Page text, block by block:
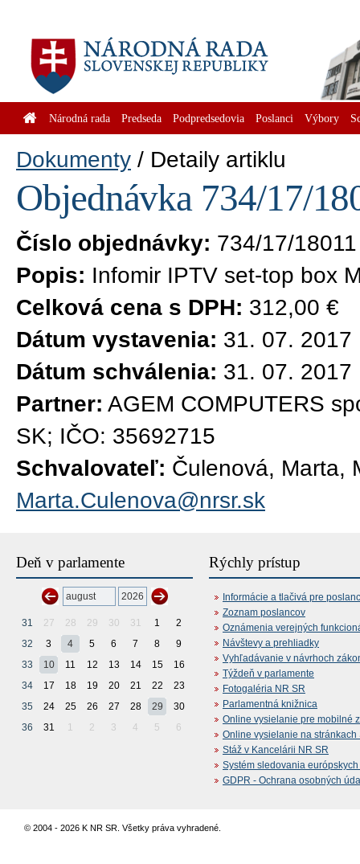
Národná rada Predseda Podpredsedovia Poslanci Výbory
Dokumenty Detaily artiklu
Objednávka 734/17/
Číslo objednávky: 734/17/18011
Popis: Infomir IPTV set-top box
Celková cena s DPH: 312,00 €
Dátum vystavenia: 31. 07. 2017
Dátum schválenia: 31. 07. 2017
Partner: AGEM COMPUTERS
SK; IČO: 35692715
Schvalovateľ: Čulenová, Marta,
Marta.Culenova@nrsr.sk
Deň v parlamente
31 27 28 29 30 31 1
2
32
3 4 5 6 7 8
9
33
10 11 12 13 14 15
16
34
17 18 19 20 21 22
23
35
24 25 26 27 28 29
30
36
31 1 2 3 4 5 6
Rýchly prístup
Informácie a tlačivá pre
Zoznam poslancov
Oznámenia verejných
Návštevy a prehliadky
Vyhľadávanie v návrhoch
Týždeň v parlamente
Fotogaléria NR SR
Parlamentná knižnica
Online vysielanie pre mobilné
Online vysielanie na stránkach
Stáž v Kancelárii NR SR
Systém sledovania
GDPR - Ochrana osobných
© 2004 - 2026 K NR SR. Všetky práva vyhradené.